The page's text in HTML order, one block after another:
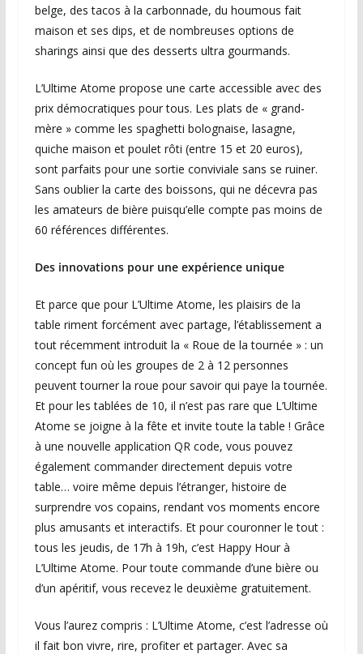
belge, des tacos à la carbonnade, du houmous fait
maison et ses dips, et de nombreuses options de
sharings ainsi que des desserts ultra gourmands.
L’Ultime Atome propose une carte accessible avec des
prix démocratiques pour tous. Les plats de « grand-
mère » comme les spaghetti bolognaise, lasagne,
quiche maison et poulet rôti (entre 15 et 20 euros),
sont parfaits pour une sortie conviviale sans se ruiner.
Sans oublier la carte des boissons, qui ne décevra pas
les amateurs de bière puisqu’elle compte pas moins de
60 références différentes.
Des innovations pour une expérience unique
Et parce que pour L’Ultime Atome, les plaisirs de la
table riment forcément avec partage, l’établissement a
tout récemment introduit la « Roue de la tournée » : un
concept fun où les groupes de 2 à 12 personnes
peuvent tourner la roue pour savoir qui paye la tournée.
Et pour les tablées de 10, il n’est pas rare que L’Ultime
Atome se joigne à la fête et invite toute la table ! Grâce
à une nouvelle application QR code, vous pouvez
également commander directement depuis votre
table… voire même depuis l’étranger, histoire de
surprendre vos copains, rendant vos moments encore
plus amusants et interactifs. Et pour couronner le tout :
tous les jeudis, de 17h à 19h, c’est Happy Hour à
L’Ultime Atome. Pour toute commande d’une bière ou
d’un apéritif, vous recevez le deuxième gratuitement.
Vous l’aurez compris : L’Ultime Atome, c’est l’adresse où
il fait bon vivre, rire, profiter et partager. Avec sa